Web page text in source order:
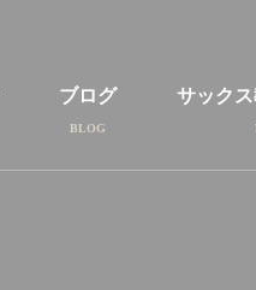
ブログ サック